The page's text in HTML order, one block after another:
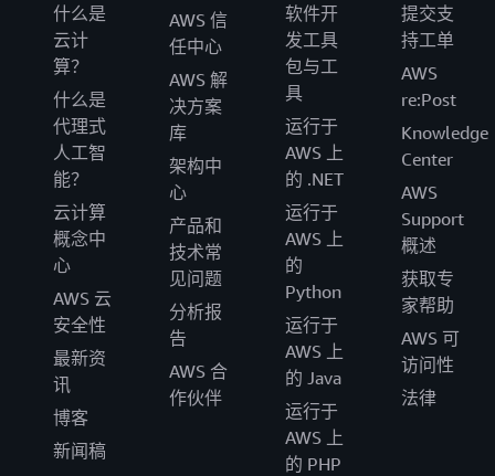
什么是
云计
算？
什么是
代理式
人工智
能？
云计算
概念中
心
AWS 云
安全性
最新资
讯
博客
新闻稿
AWS 信
任中心
AWS 解
决方案
库
架构中
心
产品和
技术常
见问题
分析报
告
AWS 合
作伙伴
软件开
发工具
包与工
具
运行于
AWS 上
的 .NET
运行于
AWS 上
的
Python
运行于
AWS 上
的 Java
运行于
AWS 上
的 PHP
提交支
持工单
AWS
re:Post
Knowledge
Center
AWS
Support
概述
获取专
家帮助
AWS 可
访问性
法律